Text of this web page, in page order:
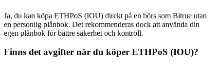
Exclusive for BitMart Users
Ja, du kan köpa ETHPoS (IOU) direkt på en börs som Bitrue utan
en personlig plånbok. Det rekommenderas dock att använda din
egen plånbok för bättre säkerhet och kontroll.
Finns det avgifter när du köper ETHPoS (IOU)?